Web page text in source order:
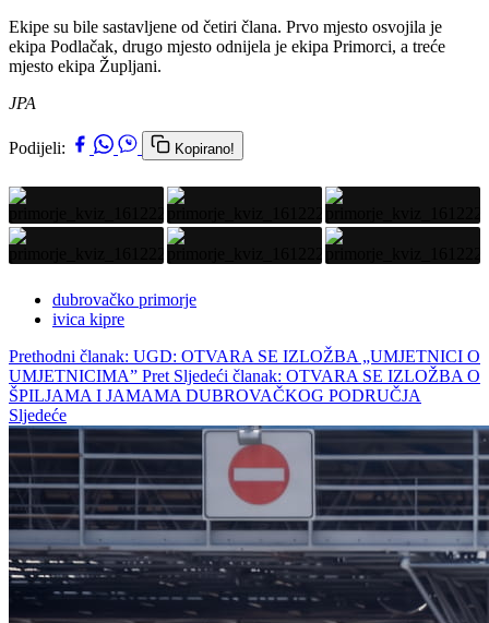
Ekipe su bile sastavljene od četiri člana. Prvo mjesto osvojila je
ekipa Podlačak, drugo mjesto odnijela je ekipa Primorci, a treće
mjesto ekipa Župljani.
JPA
Podijeli: Kopirano!
dubrovačko primorje
ivica kipre
Prethodni članak: UGD: OTVARA SE IZLOŽBA „UMJETNICI O
UMJETNICIMA” Pret Sljedeći članak: OTVARA SE IZLOŽBA O
ŠPILJAMA I JAMAMA DUBROVAČKOG PODRUČJA
Sljedeće